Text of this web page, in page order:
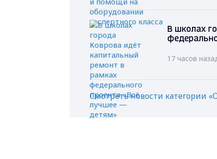
В школах
17 часов
Смотреть новости категории